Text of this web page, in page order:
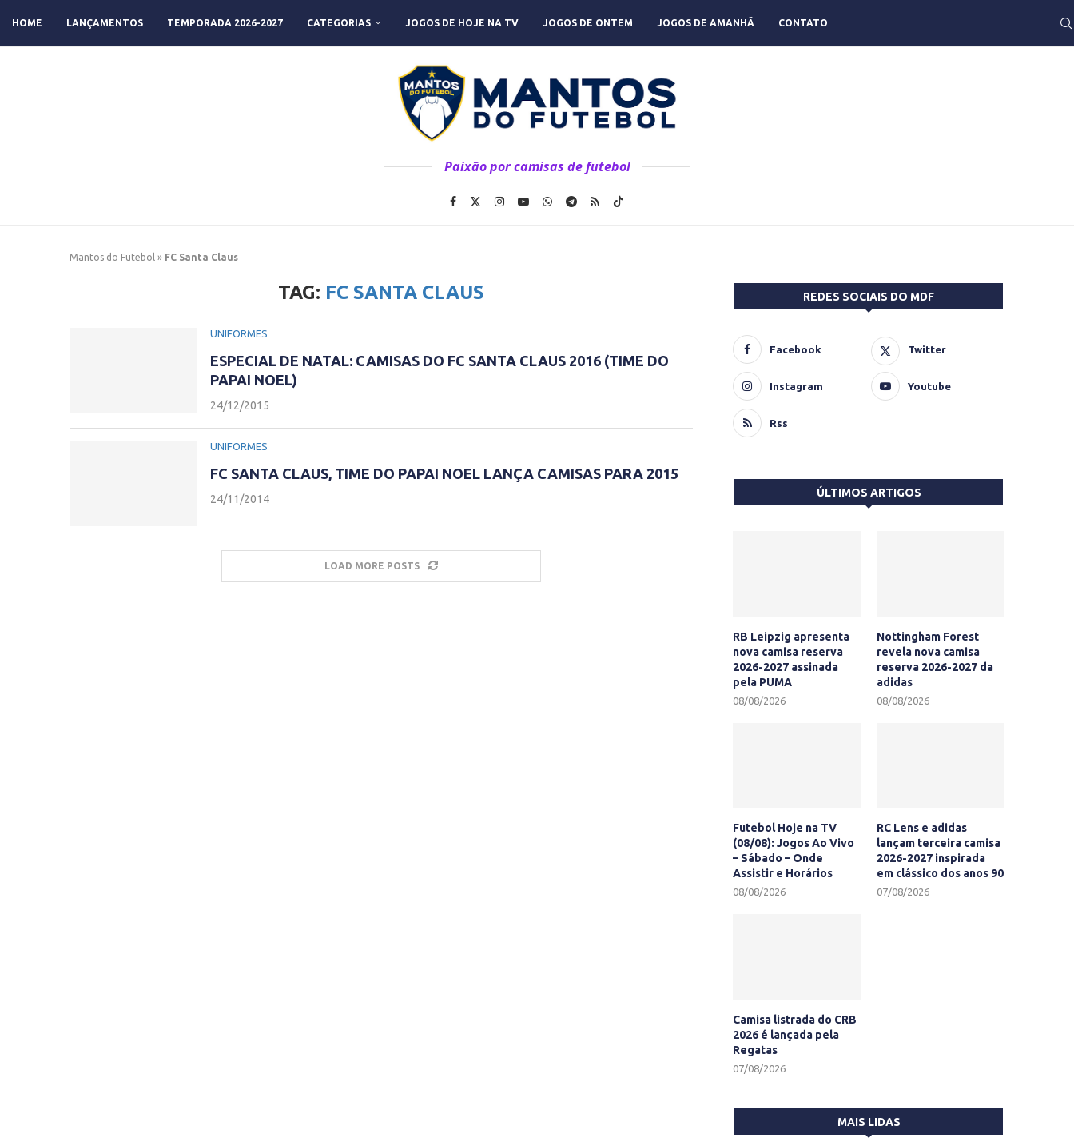
HOME LANÇAMENTOS TEMPORADA 2026-2027 CATEGORIAS JOGOS DE HOJE NA TV JOGOS DE ONTEM JOGOS DE AMANHÃ CONTATO
Paixão por camisas de futebol
Mantos do Futebol » FC Santa Claus
TAG: FC SANTA CLAUS
UNIFORMES
ESPECIAL DE NATAL: CAMISAS DO FC SANTA CLAUS 2016 (TIME DO
PAPAI NOEL)
24/12/2015
UNIFORMES
FC SANTA CLAUS, TIME DO PAPAI NOEL LANÇA CAMISAS PARA 2015
24/11/2014
LOAD MORE POSTS
REDES SOCIAIS DO MDF
Facebook Twitter
Instagram Youtube
Rss
ÚLTIMOS ARTIGOS
RB Leipzig apresenta
nova camisa reserva
2026-2027 assinada
pela PUMA
08/08/2026
Nottingham Forest
revela nova camisa
reserva 2026-2027 da
adidas
08/08/2026
Futebol Hoje na TV
(08/08): Jogos Ao Vivo
– Sábado – Onde
Assistir e Horários
08/08/2026
RC Lens e adidas
lançam terceira camisa
2026-2027 inspirada
em clássico dos anos 90
07/08/2026
Camisa listrada do CRB
2026 é lançada pela
Regatas
07/08/2026
MAIS LIDAS